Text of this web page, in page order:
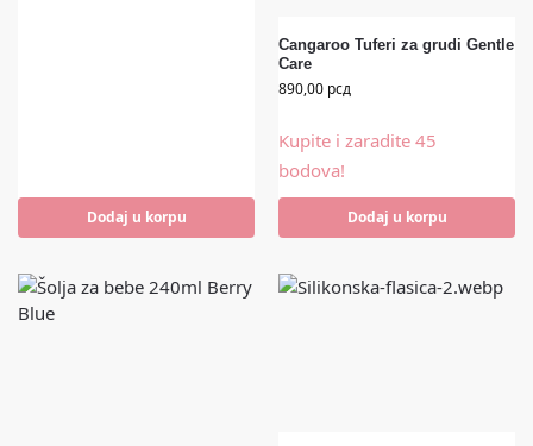
Dodaj u korpu
Cangaroo Tuferi za grudi Gentle
Care
890,00 рсд
Kupite i zaradite 45
bodova!
Dodaj u korpu